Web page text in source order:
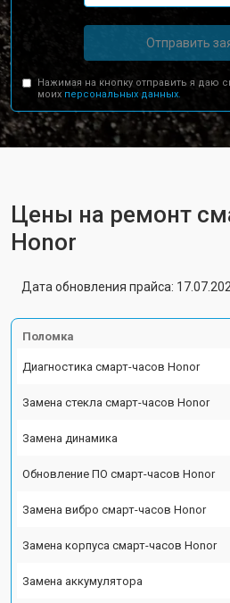
Отправить
Нажимая на кнопку отправить я даю
моих персональных данных.
Цены на ремонт
Honor
Дата обновления прайса:
Поломка
Диагностика смарт-часов Honor
Замена стекла смарт-часов Honor
Замена динамика
Обновление ПО смарт-часов Honor
Замена вибро смарт-часов Honor
Замена корпуса смарт-часов Honor
Замена аккумулятора